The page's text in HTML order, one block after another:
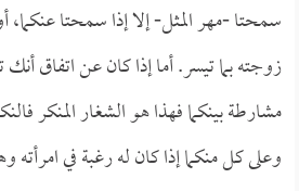
سمحتا -مهر المثل- إلا إذا سمحتا
زوجته بما تيسر. أما إذا كان عن اتفاق
مشارطة بينكما فهذا هو الشغار المنكر
وعلى كل منكما إذا كان له رغبة في امرأته